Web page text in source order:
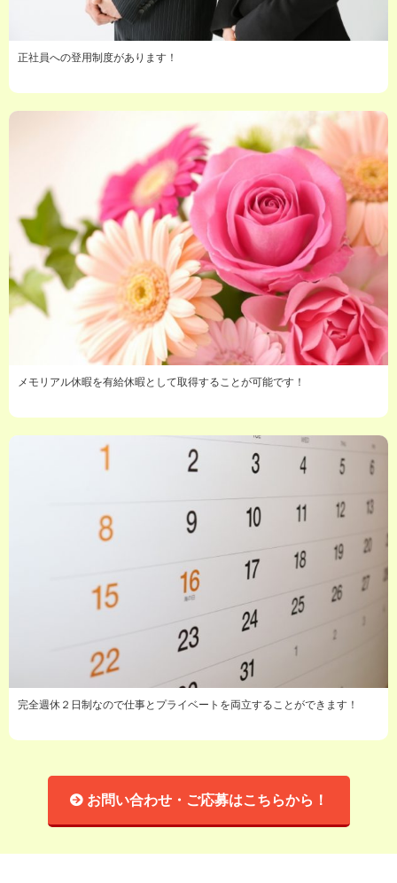
正社員への登用制度があります！
メモリアル休暇を有給休暇として取得することが可能です！
完全週休２日制なので仕事とプライベートを両立することができます！
お問い合わせ・ご応募はこちらから！